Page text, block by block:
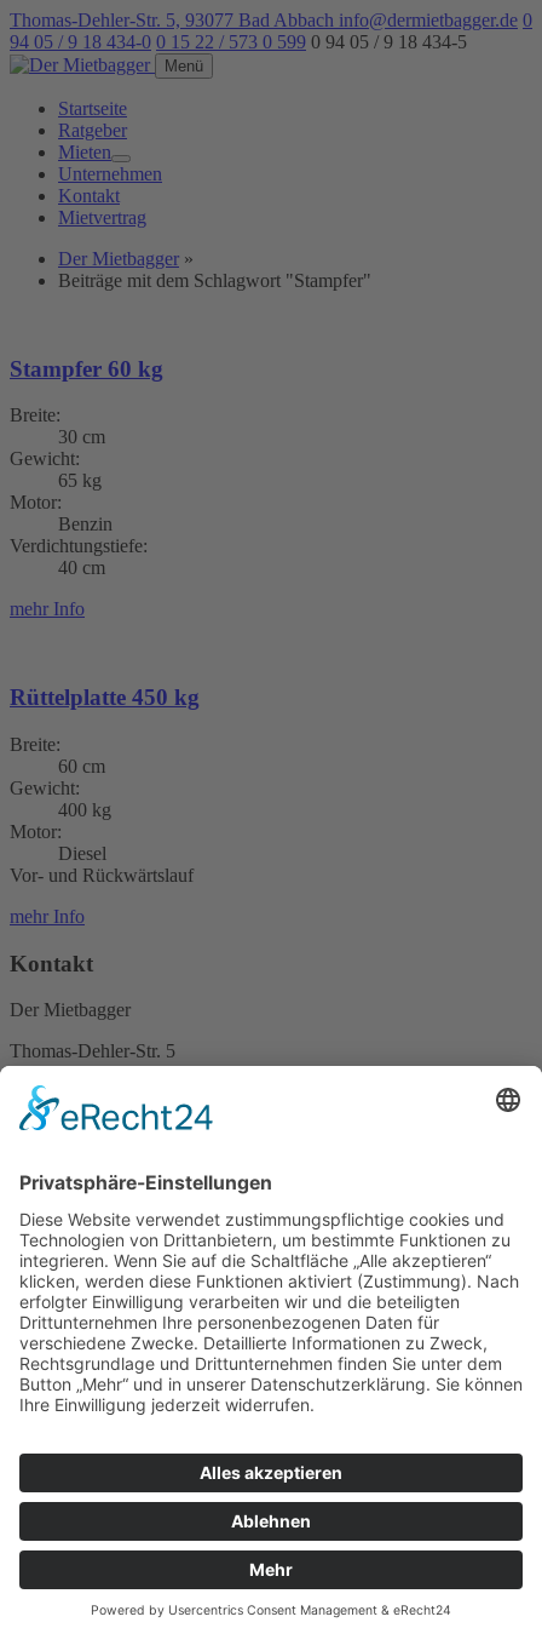
Thomas-Dehler-Str. 5, 93077 Bad Abbach info@dermietbagger.de 0
94 05 / 9 18 434-0 0 15 22 / 573 0 599 0 94 05 / 9 18 434-5
Menü
Startseite
Ratgeber
Mieten
Unternehmen
Kontakt
Mietvertrag
Der Mietbagger »
Beiträge mit dem Schlagwort "Stampfer"
Stampfer 60 kg
Breite:
30 cm
Gewicht:
65 kg
Motor:
Benzin
Verdichtungstiefe:
40 cm
mehr Info
Rüttelplatte 450 kg
Breite:
60 cm
Gewicht:
400 kg
Motor:
Diesel
Vor- und Rückwärtslauf
mehr Info
Kontakt
Der Mietbagger
Thomas-Dehler-Str. 5
93077
info@dermietbagger.de
0 94 05 / 9 18 434-0
0 15 22 / 573 0 599
0 94 05 / 9 18 434-5
www.dermietbagger.de
Rechtliches
Impressum
Datenschutz
Versicherungsbedingungen
Unsere CAT Bagger
Social Media
FacebookInstagram